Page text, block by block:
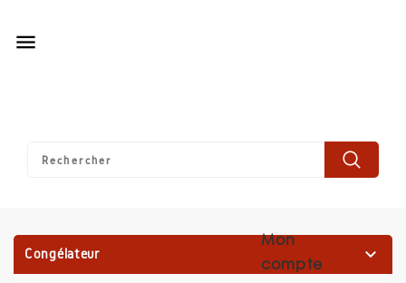

Mon
compte
Congélateur 